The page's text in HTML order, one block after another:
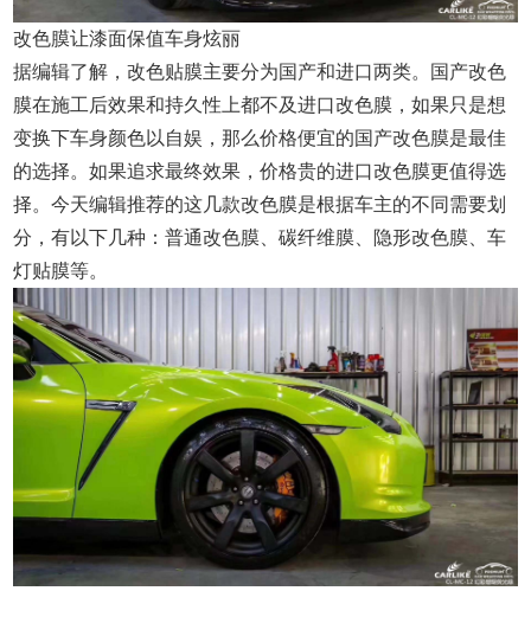
改色膜让漆面保值车身炫丽
据编辑了解，改色贴膜主要分为国产和进口两类。国产改色
膜在施工后效果和持久性上都不及进口改色膜，如果只是想
变换下车身颜色以自娱，那么价格便宜的国产改色膜是最佳
的选择。如果追求最终效果，价格贵的进口改色膜更值得选
择。今天编辑推荐的这几款改色膜是根据车主的不同需要划
分，有以下几种：普通改色膜、碳纤维膜、隐形改色膜、车
灯贴膜等。